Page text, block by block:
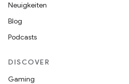
Neuigkeiten
Blog
Podcasts
DISCOVER
Gaming